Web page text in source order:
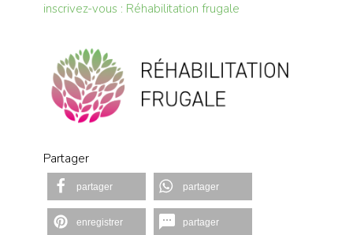
inscrivez-vous : Réhabilitation frugale
Partager
partager partager
enregistrer partager